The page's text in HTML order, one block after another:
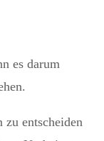
es darum
entscheiden